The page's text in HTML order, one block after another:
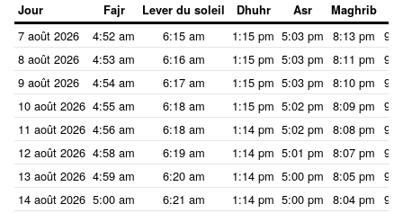
Jour Fajr Lever du soleil Dhuhr Asr Maghrib
7 août 2026 4:52 am 6:15 am 1:15 pm 5:03 pm 8:13 pm
8 août 2026
4:53 am 6:16 am 1:15 pm 5:03 pm 8:11 pm
9 août 2026
4:54 am 6:17 am 1:15 pm 5:03 pm 8:10 pm
10 août 2026 4:55 am 6:18 am 1:15 pm 5:02 pm 8:09 pm
11 août 2026 4:56 am 6:18 am 1:14 pm 5:02 pm 8:08 pm
12 août 2026 4:58 am 6:19 am 1:14 pm 5:01 pm 8:07 pm
13 août 2026 4:59 am 6:20 am 1:14 pm 5:00 pm 8:05 pm
14 août 2026 5:00 am 6:21 am 1:14 pm 5:00 pm 8:04 pm